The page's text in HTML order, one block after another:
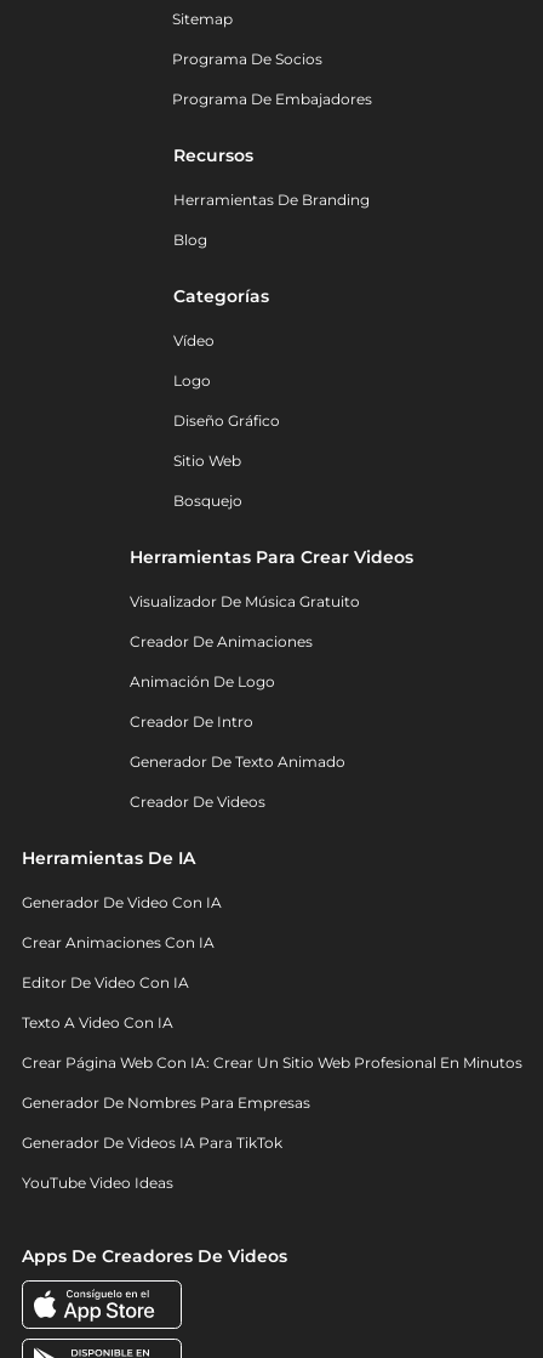
Sitemap
Programa De Socios
Programa De Embajadores
Recursos
Herramientas De Branding
Blog
Categorías
Vídeo
Logo
Diseño Gráfico
Sitio Web
Bosquejo
Herramientas Para Crear Videos
Visualizador De Música Gratuito
Creador De Animaciones
Animación De Logo
Creador De Intro
Generador De Texto Animado
Creador De Videos
Herramientas De IA
Generador De Video Con IA
Crear Animaciones Con IA
Editor De Video Con IA
Texto A Video Con IA
Crear Página Web Con IA: Crear Un Sitio Web Profesional En Minutos
Generador De Nombres Para Empresas
Generador De Videos IA Para TikTok
YouTube Video Ideas
Apps De Creadores De Videos